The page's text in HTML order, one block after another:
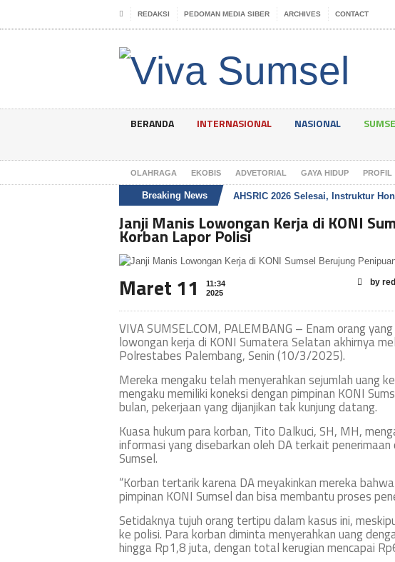
REDAKSI PEDOMAN MEDIA SIBER ARCHIVES CONTACT
BERANDA INTERNASIONAL NASIONAL
OLAHRAGA EKOBIS ADVETORIAL GAYA HIDUP PROFIL
Breaking News AHSRIC 2026 Selesai, Instruktur
Janji Manis Lowongan Kerja di KONI
Korban Lapor Polisi
Maret 11
11:34
2025
by
VIVA SUMSEL.COM, PALEMBANG – Enam orang
lowongan kerja di KONI Sumatera Selatan akhirnya
Polrestabes Palembang, Senin (10/3/2025).
Mereka mengaku telah menyerahkan sejumlah uang
mengaku memiliki koneksi dengan pimpinan KONI
bulan, pekerjaan yang dijanjikan tak kunjung datang.
Kuasa hukum para korban, Tito Dalkuci, SH, MH,
informasi yang disebarkan oleh DA terkait
Sumsel.
“Korban tertarik karena DA meyakinkan mereka
pimpinan KONI Sumsel dan bisa membantu proses
Setidaknya tujuh orang tertipu dalam kasus ini,
ke polisi. Para korban diminta menyerahkan uang
hingga Rp1,8 juta, dengan total kerugian mencapai